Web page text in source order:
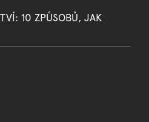
10 ZPŮSOBŮ, JAK